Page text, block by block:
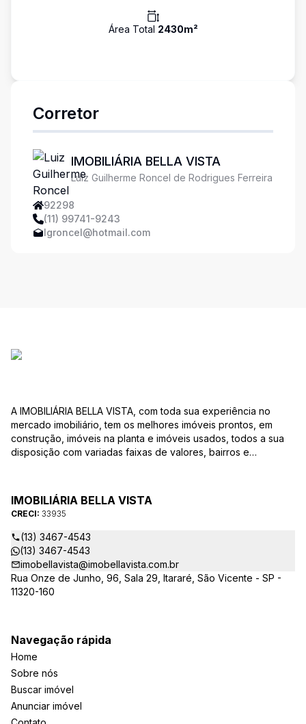
Área Total 2430m²
Corretor
IMOBILIÁRIA BELLA VISTA
Luiz Guilherme Roncel de Rodrigues Ferreira
92298
(11) 99741-9243
lgroncel@hotmail.com
A IMOBILIÁRIA BELLA VISTA, com toda sua experiência no
mercado imobiliário, tem os melhores imóveis prontos, em
construção, imóveis na planta e imóveis usados, todos a sua
disposição com variadas faixas de valores, bairros e
ao CRECI-EE – estarão sempre prontos para responder-lhe
todas as suas dúvidas sobre casas, apartamentos, terrenos,
salas comerciais e outros produtos imobiliários.
IMOBILIÁRIA BELLA VISTA
CRECI: 33935
(13) 3467-4543
(13) 3467-4543
imobellavista@imobellavista.com.br
Rua Onze de Junho, 96, Sala 29, Itararé, São Vicente - SP -
11320-160
Navegação rápida
Home
Sobre nós
Buscar imóvel
Anunciar imóvel